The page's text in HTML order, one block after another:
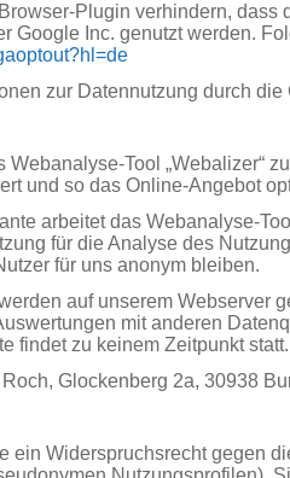
Plugin verhindern,
Google Inc. genutzt werden.
zur Datennutzung durch die
Webanalyse-Tool „Webalizer“
und so das Online-Angebot
arbeitet das Webanalyse-
für die Analyse des
für uns anonym bleiben.
auf unserem Webserver
mit anderen
findet zu keinem Zeitpunkt statt.
Glockenberg 2a, 30938
ein Widerspruchsrecht gegen